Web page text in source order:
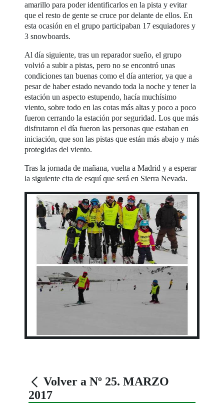
amarillo para poder identificarlos en la pista y evitar
que el resto de gente se cruce por delante de ellos. En
esta ocasión en el grupo participaban 17 esquiadores y
3 snowboards.
Al día siguiente, tras un reparador sueño, el grupo
volvió a subir a pistas, pero no se encontró unas
condiciones tan buenas como el día anterior, ya que a
pesar de haber estado nevando toda la noche y tener la
estación un aspecto estupendo, hacía muchísimo
viento, sobre todo en las cotas más altas y poco a poco
fueron cerrando la estación por seguridad. Los que más
disfrutaron el día fueron las personas que estaban en
iniciación, que son las pistas que están más abajo y más
protegidas del viento.
Tras la jornada de mañana, vuelta a Madrid y a esperar
la siguiente cita de esquí que será en Sierra Nevada.
Volver a Nº 25. MARZO
2017